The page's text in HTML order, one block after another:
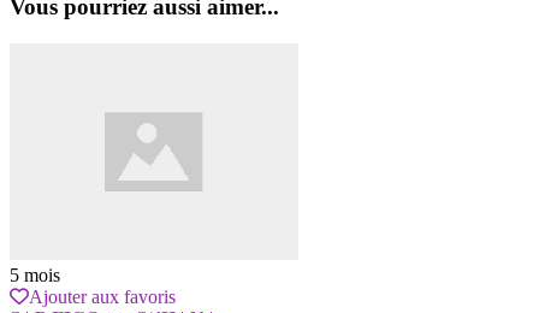
Vous pourriez aussi aimer...
5 mois
Ajouter aux favoris